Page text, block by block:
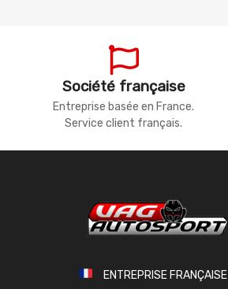
Société française
Entreprise basée en France.
Service client français.
ENTREPRISE FRANÇAISE